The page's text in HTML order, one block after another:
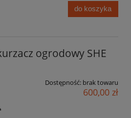
do koszyka
ogrodowy SHE
Dostępność: brak towaru
600,00 zł